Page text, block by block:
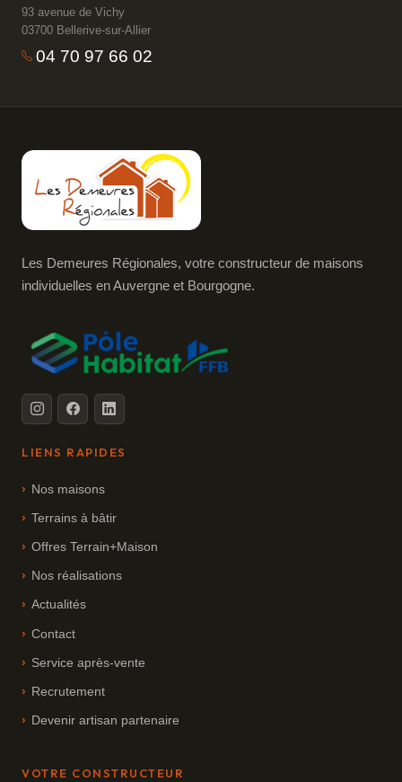
93 avenue de Vichy
03700 Bellerive-sur-Allier
04 70 97 66 02
Les Demeures Régionales, votre constructeur de maisons
individuelles en Auvergne et Bourgogne.
LIENS RAPIDES
Nos maisons
Terrains à bâtir
Offres Terrain+Maison
Nos réalisations
Actualités
Contact
Service après-vente
Recrutement
Devenir artisan partenaire
VOTRE CONSTRUCTEUR